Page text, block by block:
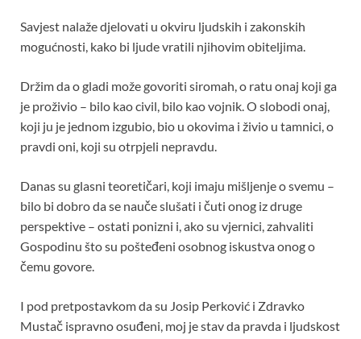
Savjest nalaže djelovati u okviru ljudskih i zakonskih
mogućnosti, kako bi ljude vratili njihovim obiteljima.
Držim da o gladi može govoriti siromah, o ratu onaj koji ga
je proživio – bilo kao civil, bilo kao vojnik. O slobodi onaj,
koji ju je jednom izgubio, bio u okovima i živio u tamnici, o
pravdi oni, koji su otrpjeli nepravdu.
Danas su glasni teoretičari, koji imaju mišljenje o svemu –
bilo bi dobro da se nauče slušati i čuti onog iz druge
perspektive – ostati ponizni i, ako su vjernici, zahvaliti
Gospodinu što su pošteđeni osobnog iskustva onog o
čemu govore.
I pod pretpostavkom da su Josip Perković i Zdravko
Mustač ispravno osuđeni, moj je stav da pravda i ljudskost